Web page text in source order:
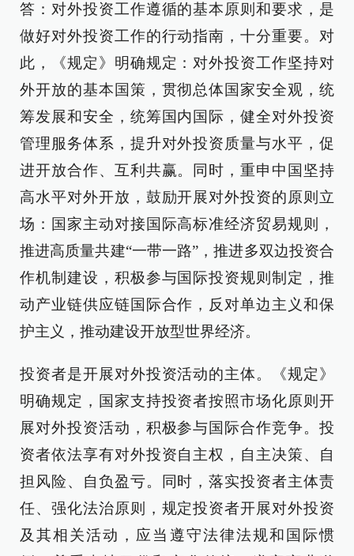
答：对外投资工作遵循的基本原则和要求，是
做好对外投资工作的行动指南，十分重要。对
此，《规定》明确规定：对外投资工作坚持对
外开放的基本国策，贯彻总体国家安全观，统
筹发展和安全，统筹国内国际，健全对外投资
管理服务体系，提升对外投资质量与水平，促
进开放合作、互利共赢。同时，重申中国坚持
高水平对外开放，鼓励开展对外投资的原则立
场：国家主动对接国际高标准经济贸易规则，
推进高质量共建“一带一路”，推进多双边投资合
作机制建设，积极参与国际投资规则制定，推
动产业链供应链国际合作，反对单边主义和保
护主义，推动建设开放型世界经济。
投资者是开展对外投资活动的主体。《规定》
明确规定，国家支持投资者按照市场化原则开
展对外投资活动，积极参与国际合作竞争。投
资者依法享有对外投资自主权，自主决策、自
担风险、自负盈亏。同时，落实投资者主体责
任、强化法治原则，规定投资者开展对外投资
及其相关活动，应当遵守法律法规和国际惯